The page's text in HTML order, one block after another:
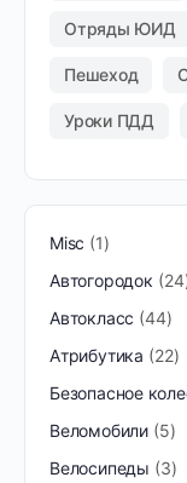
Отряды ЮИД
Пешеход
Уроки ПДД
Misc
1
Автогородок
24
Автокласс 44
Атрибутика
22
Безопасное
Веломобили 5
Велосипеды
3